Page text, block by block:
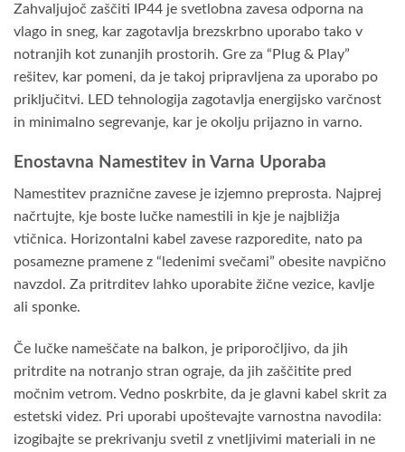
Zahvaljujoč zaščiti IP44 je svetlobna zavesa odporna na
vlago in sneg, kar zagotavlja brezskrbno uporabo tako v
notranjih kot zunanjih prostorih. Gre za “Plug & Play”
rešitev, kar pomeni, da je takoj pripravljena za uporabo po
priključitvi. LED tehnologija zagotavlja energijsko varčnost
in minimalno segrevanje, kar je okolju prijazno in varno.
Enostavna Namestitev in Varna Uporaba
Namestitev praznične zavese je izjemno preprosta. Najprej
načrtujte, kje boste lučke namestili in kje je najbližja
vtičnica. Horizontalni kabel zavese razporedite, nato pa
posamezne pramene z “ledenimi svečami” obesite navpično
navzdol. Za pritrditev lahko uporabite žične vezice, kavlje
ali sponke.
Če lučke nameščate na balkon, je priporočljivo, da jih
pritrdite na notranjo stran ograje, da jih zaščitite pred
močnim vetrom. Vedno poskrbite, da je glavni kabel skrit za
estetski videz. Pri uporabi upoštevajte varnostna navodila:
izogibajte se prekrivanju svetil z vnetljivimi materiali in ne